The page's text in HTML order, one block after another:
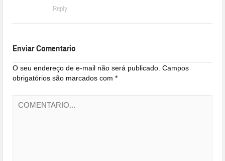
Reply
Enviar Comentario
O seu endereço de e-mail não será publicado. Campos
obrigatórios são marcados com*